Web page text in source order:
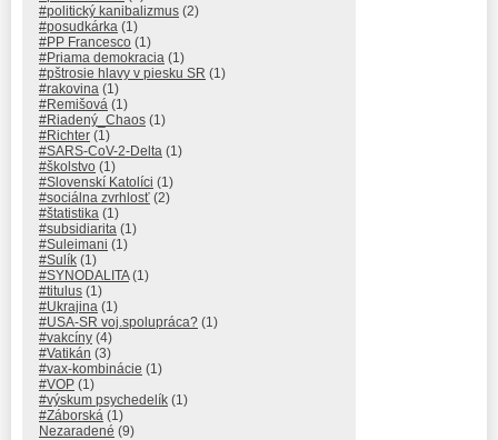
#politický kanibalizmus (2)
#posudkárka (1)
#PP Francesco (1)
#Priama demokracia (1)
#pštrosie hlavy v piesku SR (1)
#rakovina (1)
#Remišová (1)
#Riadený_Chaos (1)
#Richter (1)
#SARS-CoV-2-Delta (1)
#školstvo (1)
#Slovenskí Katolíci (1)
#sociálna zvrhlosť (2)
#štatistika (1)
#subsidiarita (1)
#Suleimani (1)
#Sulík (1)
#SYNODALITA(1)
#titulus (1)
#Ukrajina (1)
#USA-SR voj.spolupráca? (1)
#vakcíny (4)
#Vatikán (3)
#vax-kombinácie (1)
#VOP (1)
#výskum psychedelík (1)
#Záborská (1)
Nezaradené (9)